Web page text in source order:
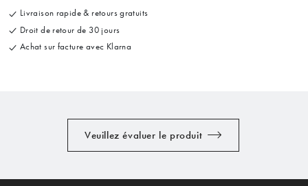
Livraison rapide & retours gratuits
Droit de retour de 30 jours
Achat sur facture avec Klarna
Veuillez évaluer le produit